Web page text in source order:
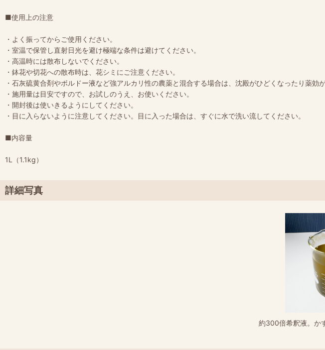
■使用上の注意
・よく振ってからご使用ください。
・室温で保管し直射日光を避け極端な条件は避けてください。
・高温時には散布しないでください。
・鉢花や切花への散布時は、花シミにご注意ください。
・石灰硫黄合剤やボルドー液など強アルカリ性の農薬と混合する場合は、沈殿がひどくなったり薬効
・施用量は目安ですので、お試しのうえ、お使いください。
・開封後は使いきるようにしてください。
・目に入らないように注意してください。目に入った場合は、すぐに水で洗い流してください。
■内容量
1L（1.1kg）
詳細写真
約300倍希釈液。か